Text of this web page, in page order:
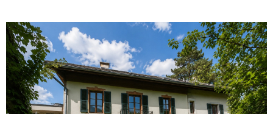
voir le